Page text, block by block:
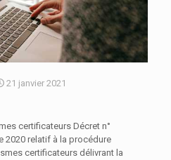
21 janvier 2021
certificateurs Décret n°
2020 relatif à la procédure
certificateurs délivrant la